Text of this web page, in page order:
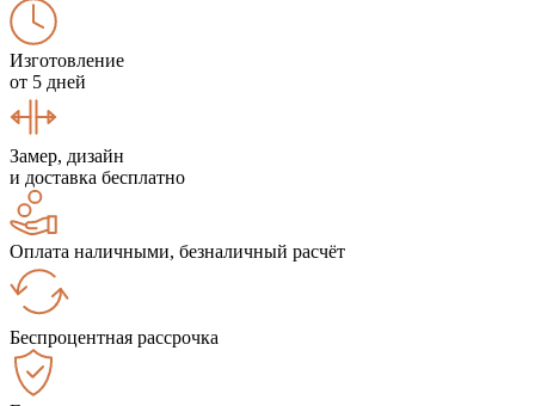
Изготовление
от 5 дней
Замер, дизайн
и доставка бесплатно
Оплата наличными, безналичный расчёт
Беспроцентная рассрочка